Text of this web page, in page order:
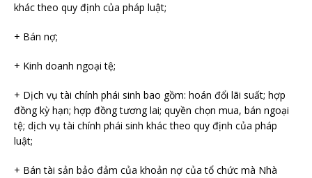
khác theo quy định của pháp luật;
+ Bán nợ;
+ Kinh doanh ngoại tệ;
+ Dịch vụ tài chính phái sinh bao gồm: hoán đổi lãi suất; hợp
đồng kỳ hạn; hợp đồng tương lai; quyền chọn mua, bán ngoại
tệ; dịch vụ tài chính phái sinh khác theo quy định của pháp
luật;
+ Bán tài sản bảo đảm của khoản nợ của tổ chức mà Nhà